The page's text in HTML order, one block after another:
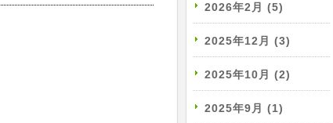
2026年2月 (5)
2025年12月 (3)
2025年10月 (2)
2025年9月 (1)